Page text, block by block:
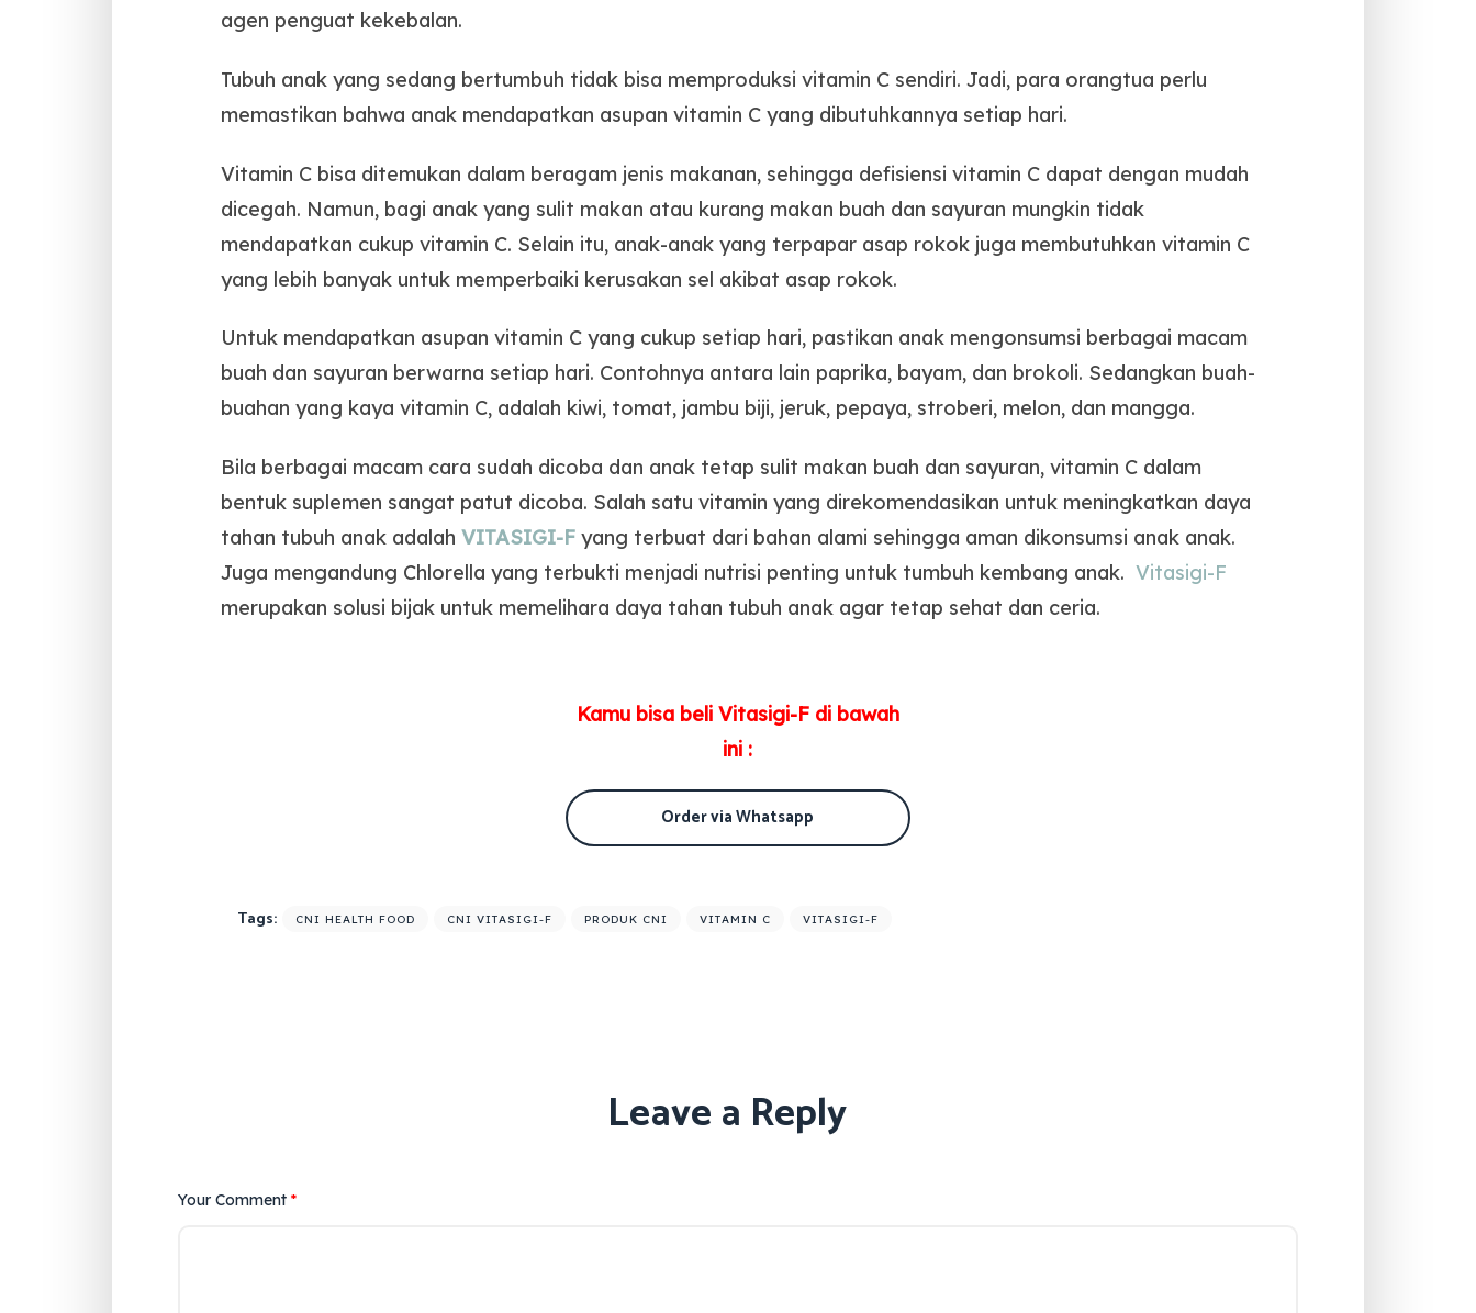
agen penguat kekebalan.
Tubuh anak yang sedang bertumbuh tidak bisa memproduksi vitamin C sendiri. Jadi, para orangtua perlu
memastikan bahwa anak mendapatkan asupan vitamin C yang dibutuhkannya setiap hari.
Vitamin C bisa ditemukan dalam beragam jenis makanan, sehingga defisiensi vitamin C dapat dengan mudah
dicegah. Namun, bagi anak yang sulit makan atau kurang makan buah dan sayuran mungkin tidak
mendapatkan cukup vitamin C. Selain itu, anak-anak yang terpapar asap rokok juga membutuhkan vitamin C
yang lebih banyak untuk memperbaiki kerusakan sel akibat asap rokok.
Untuk mendapatkan asupan vitamin C yang cukup setiap hari, pastikan anak mengonsumsi berbagai macam
buah dan sayuran berwarna setiap hari. Contohnya antara lain paprika, bayam, dan brokoli. Sedangkan buah-
buahan yang kaya vitamin C, adalah kiwi, tomat, jambu biji, jeruk, pepaya, stroberi, melon, dan mangga.
Bila berbagai macam cara sudah dicoba dan anak tetap sulit makan buah dan sayuran, vitamin C dalam
bentuk suplemen sangat patut dicoba. Salah satu vitamin yang direkomendasikan untuk meningkatkan daya
tahan tubuh anak adalah VITASIGI-Fyang terbuat dari bahan alami sehingga aman dikonsumsi anak anak.
Juga mengandung Chlorella yang terbukti menjadi nutrisi penting untuk tumbuh kembang anak. Vitasigi-F
merupakan solusi bijak untuk memelihara daya tahan tubuh anak agar tetap sehat dan ceria.
Kamu bisa beli Vitasigi-F di bawah
ini :
Order via Whatsapp
Tags: CNI HEALTH FOOD CNI VITASIGI-F PRODUK CNI VITAMIN C VITASIGI-F
Leave a Reply
Your Comment *